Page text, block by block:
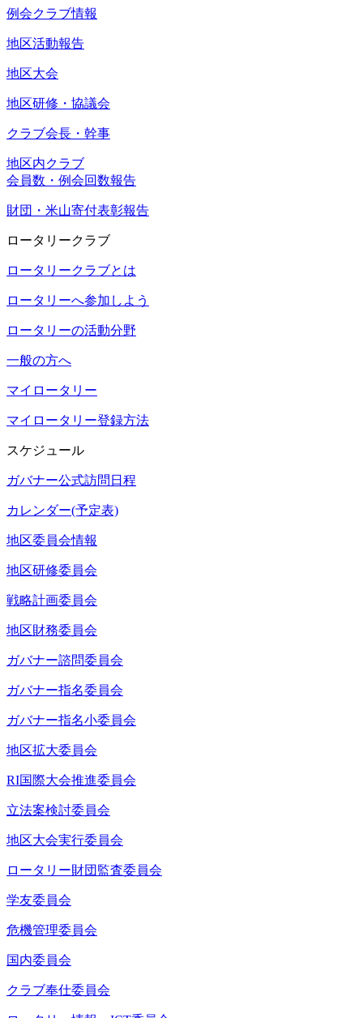
例会クラブ情報
地区活動報告
地区大会
地区研修・協議会
クラブ会長・幹事
地区内クラブ
会員数・例会回数報告
財団・米山寄付表彰報告
ロータリークラブ
ロータリークラブとは
ロータリーへ参加しよう
ロータリーの活動分野
一般の方へ
マイロータリー
マイロータリー登録方法
スケジュール
ガバナー公式訪問日程
カレンダー(予定表)
地区委員会情報
地区研修委員会
戦略計画委員会
地区財務委員会
ガバナー諮問委員会
ガバナー指名委員会
ガバナー指名小委員会
地区拡大委員会
RI国際大会推進委員会
立法案検討委員会
地区大会実行委員会
ロータリー財団監査委員会
学友委員会
危機管理委員会
国内委員会
クラブ奉仕委員会